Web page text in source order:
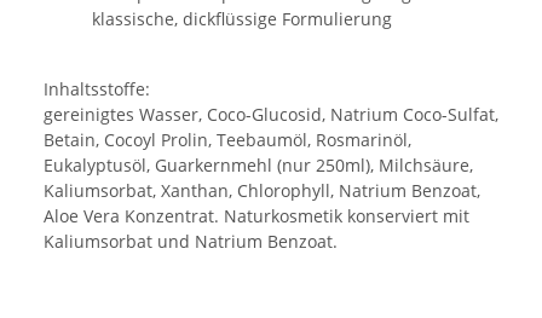
klassische, dickflüssige Formulierung
Inhaltsstoffe:
gereinigtes Wasser, Coco-Glucosid, Natrium Coco-Sulfat,
Betain, Cocoyl Prolin, Teebaumöl, Rosmarinöl,
Eukalyptusöl, Guarkernmehl (nur 250ml), Milchsäure,
Kaliumsorbat, Xanthan, Chlorophyll, Natrium Benzoat,
Aloe Vera Konzentrat. Naturkosmetik konserviert mit
Kaliumsorbat und Natrium Benzoat.